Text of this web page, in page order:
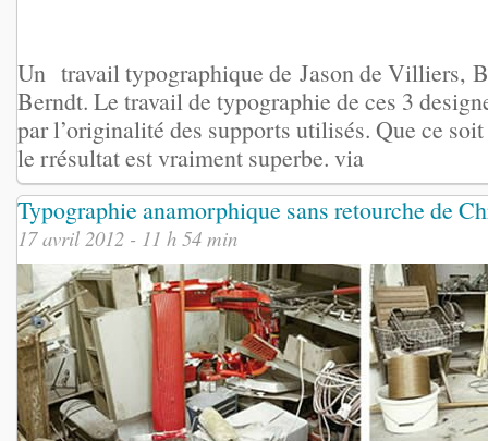
Un travail typographique de Jason de Villiers,
Berndt. Le travail de typographie de ces 3
par l’originalité des supports utilisés. Que ce
le rrésultat est vraiment superbe. via
Typographie anamorphique sans retourche de
17 avril 2012 - 11 h 54 min